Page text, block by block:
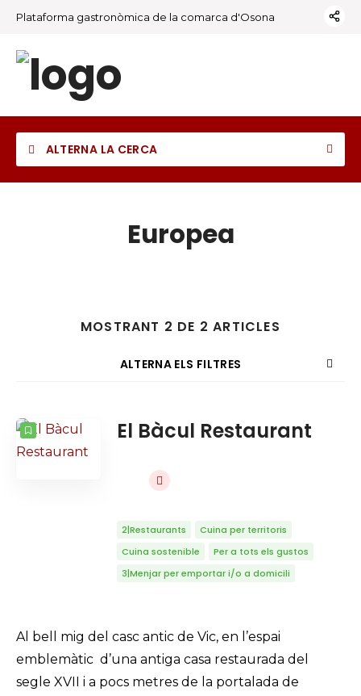
Plataforma gastronòmica de la comarca d'Osona
ALTERNA LA CERCA
Europea
MOSTRANT 2 DE 2 ARTICLES
ALTERNA ELS FILTRES
El Bàcul Restaurant
2|Restaurants
Cuina per territoris
Cuina sostenible
Per a tots els gustos
3|Menjar per emportar i/o a domicili
Al bell mig del casc antic de Vic, en l’espai
emblemàtic d’una antiga casa restaurada del
segle XVII i a pocs metres de la portalada de